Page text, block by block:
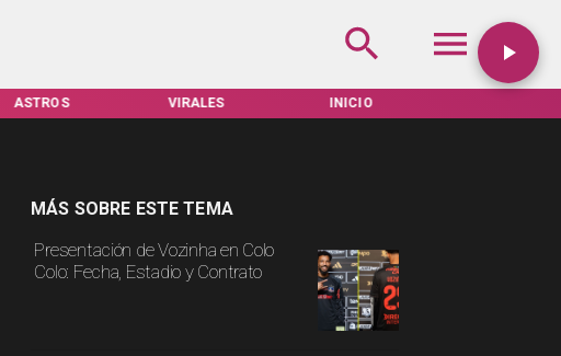
VIRALES INICIO TARIFAS SERVEL
Presentación de Vozinha en Colo
Colo: Fecha, Estadio y Contrato
MÁS SOBRE ESTE TEMA